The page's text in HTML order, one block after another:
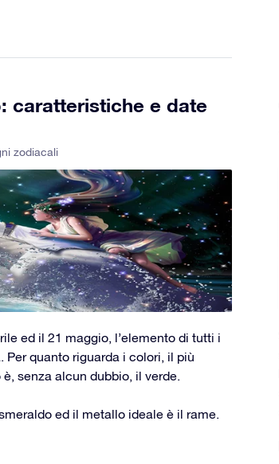
caratteristiche e date
zodiacali
ed il 21 maggio, l’elemento di tutti i
Per quanto riguarda i colori, il più
senza alcun dubbio, il verde.
ed il metallo ideale è il rame.